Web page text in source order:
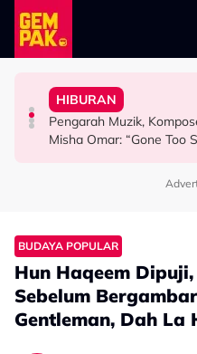
Skip to main content
VIRAL
Tular Detik Pilu Di Majlis
Meninggal Dunia
HIBURAN
Pengarah Muzik,
Misha Omar: “Gone Too
SELEBRITI
Stacy Rindu Zaman
Gelagat Penari Ketika
SELEBRITI
Bukan Penyanyi Ego,
"Ini Namanya Penyanyi
BUDAYA POPULAR
Hun Haqeem
Sebelum Bergambar
Gentleman, Dah La